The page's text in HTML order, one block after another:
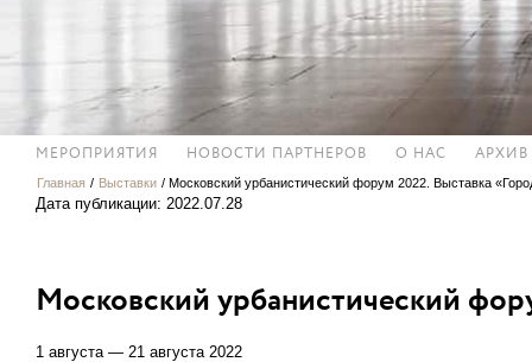
МЕРОПРИЯТИЯ НОВОСТИ ПАРТНЕРОВ О НАС АРХИВ
Главная / Выставки / Московский урбанистический форум 2022. Выставка
Дата публикации: 2022.07.28
Московский урбанистический
1 августа — 21 августа 2022